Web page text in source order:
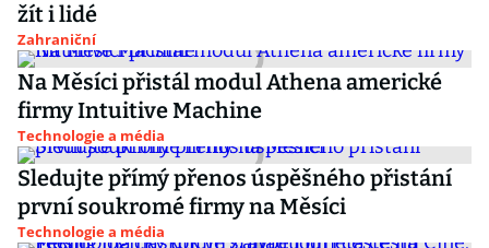
žít i lidé
Zahraniční
Na Měsíci přistál modul Athena americké
firmy Intuitive Machine
Technologie a média
Sledujte přímý přenos úspěšného přistání
první soukromé firmy na Měsíci
Technologie a média